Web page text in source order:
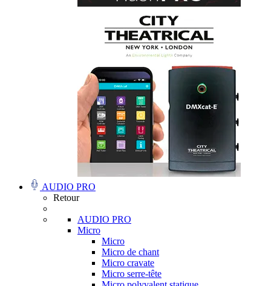
AUDIO PRO
Retour
AUDIO PRO
Micro
Micro
Micro de chant
Micro cravate
Micro serre-tête